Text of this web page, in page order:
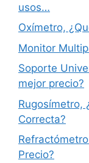
usos…
Oxímetro,
Monitor
Soporte
mejor precio?
Rugosímetro,
Correcta?
Precio?